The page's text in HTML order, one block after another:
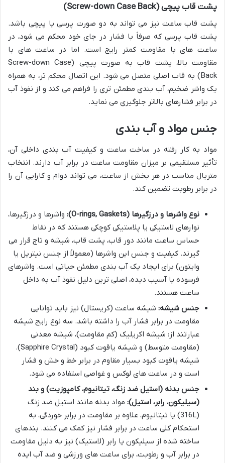
پشت قاب پیچی (Screw-down Case Back)
پشت قاب ساعت نیز می تواند به دو صورت پرسی یا پیچی باشد.
پشت قاب پرسی که صرفاً با فشار در جای خود محکم می شود، در
ساعت های با مقاومت کمتر رایج است. اما در ساعت های با
مقاومت بالا، پشت قاب به صورت پیچی (Screw-down Case
Back) به قاب اصلی متصل می شود. این اتصال محکم تر، به همراه
یک واشر ضخیم، آب بندی مطمئن تری را فراهم می کند و از نفوذ آب
در برابر فشارهای بالاتر جلوگیری می نماید.
جنس مواد و آب بندی
مواد به کار رفته در ساخت ساعت و کیفیت آب بندی داخلی آن،
تأثیر مستقیمی بر میزان مقاومت ساعت در برابر آب دارند. انتخاب
متریال مناسب در هر بخش از ساعت، می تواند دوام و کارایی آن را
در برابر رطوبت تضمین کند.
نوع واشرها و درزگیرها (O-rings, Gaskets):
واشرها و درزگیرها،
نوارهای لاستیکی یا پلاستیکی کوچکی هستند که در نقاط
حساس ساعت مانند دور قاب، پشت قاب، شیشه و تاج قرار می
گیرند. کیفیت و جنس این واشرها (معمولاً از جنس نیتریل یا
وایتون) برای ایجاد یک آب بندی مطمئن حیاتی است. واشرهای
فرسوده یا آسیب دیده، اصلی ترین دلیل نفوذ آب به داخل
ساعت هستند.
جنس شیشه: شیشه ساعت (کریستال) نیز باید توانایی
مقاومت در برابر فشار آب را داشته باشد. سه نوع رایج شیشه
عبارتند از: شیشه اکریلیک (کم مقاومت)، شیشه معدنی
(مقاومت متوسط) و شیشه یاقوت کبود (Sapphire Crystal).
شیشه یاقوت کبود بسیار مقاوم در برابر خط و خش و فشار
است و در ساعت های لوکس و غواصی استفاده می شود.
جنس بدنه (استیل ضد زنگ، تیتانیوم، کامپوزیت) و بند
(سیلیکون، رابر، استیل): مواد بدنه مانند استیل ضد زنگ
(316L) یا تیتانیوم، علاوه بر مقاومت در برابر خوردگی، به
استحکام کلی ساعت در برابر فشار نیز کمک می کنند. بندهای
ساخته شده از سیلیکون یا رابر (لاستیک) نیز به دلیل مقاومت
در برابر آب و رطوبت، برای ساعت های ورزشی و ضد آب ایده